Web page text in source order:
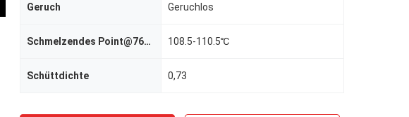
Geruch Geruchlos
Schmelzendes Point@760mmHg 108.5-110.5℃
Schüttdichte 0,73